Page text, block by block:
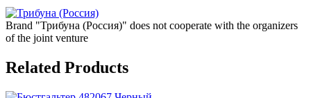
Brand "Трибуна (Россия)" does not cooperate with the organizers
of the joint venture
Related Products